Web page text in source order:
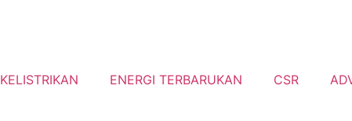
KELISTRIKAN ENERGI TERBARUKAN CSR